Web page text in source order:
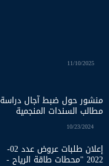
11/10/2025
منشور حول ضبط آجال دراسة
مطالب السندات المنجمية
10/23/2024
إعلان طلبات عروض عدد 02-
2022 "محطات طاقة الرياح -